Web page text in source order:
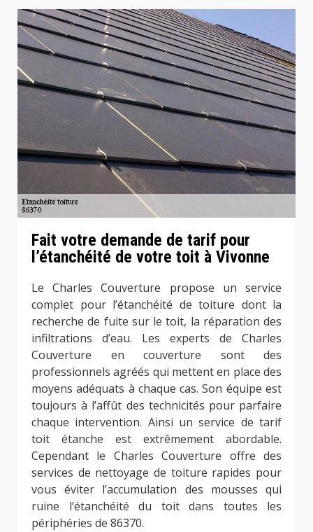
Fait votre demande de tarif pour
l’étanchéité de votre toit à Vivonne
Le Charles Couverture propose un service
complet pour l’étanchéité de toiture dont la
recherche de fuite sur le toit, la réparation des
infiltrations d’eau. Les experts de Charles
Couverture en couverture sont des
professionnels agréés qui mettent en place des
moyens adéquats à chaque cas. Son équipe est
toujours à l’affût des technicités pour parfaire
chaque intervention. Ainsi un service de tarif
toit étanche est extrêmement abordable.
Cependant le Charles Couverture offre des
services de nettoyage de toiture rapides pour
vous éviter l’accumulation des mousses qui
ruine l’étanchéité du toit dans toutes les
périphéries de 86370.